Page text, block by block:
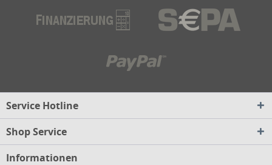
Service Hotline
Shop Service
Informationen